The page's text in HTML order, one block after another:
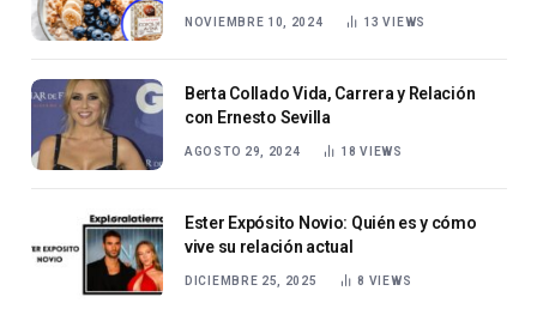
NOVIEMBRE 10, 2024 13VIEWS
Berta Collado Vida, Carrera y Relación
con Ernesto Sevilla
AGOSTO 29, 2024 18VIEWS
Ester Expósito Novio: Quién es y cómo
vive su relación actual
DICIEMBRE 25, 2025 8 VIEWS